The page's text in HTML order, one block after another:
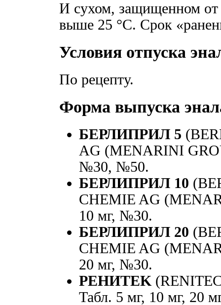
И сухом, защищенном от
выше 25 °С. Срок
Условия отпуска
По рецепту.
Форма выпуска
БЕРЛИПРИЛ 5
AG (MENARINI
№30, №50.
БЕРЛИПРИЛ 10
CHEMIE AG
10 мг, №30.
БЕРЛИПРИЛ 20
CHEMIE AG
20 мг, №30.
PЕНИTEK
Табл. 5 мг, 10 мг, 20